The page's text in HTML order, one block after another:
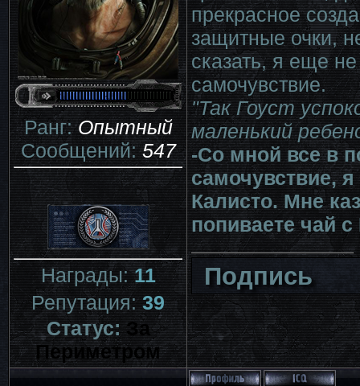
Ранг:Опытный
Сообщений:547
Награды:11
Репутация:39
Статус:За
Периметром
прекрасное
защитные очки,
сказать, я еще
самочувствие.
"Так Гоуст
маленький
-Со мной все в
самочувствие,
Калисто. Мне
попиваете чай
Подпись